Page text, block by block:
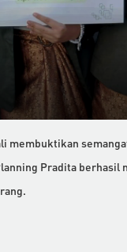
membuktikan
Pradita berhasil